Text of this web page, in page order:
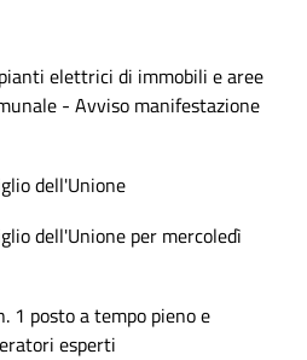
elettrici di immobili e aree
- Avviso manifestazione
dell'Unione
dell'Unione per mercoledì
1 posto a tempo pieno e
esperti